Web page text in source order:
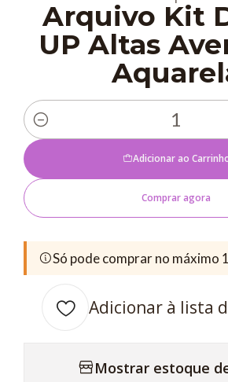
Arquivo Kit
UP Altas
Quantidade
Adicionar ao
Comprar agora
Só pode comprar no máximo
Adicionar à lista
Mostrar estoque